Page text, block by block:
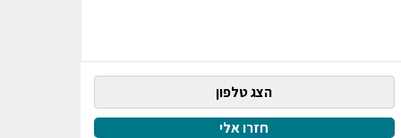
הצג טלפון
חזרו אלי